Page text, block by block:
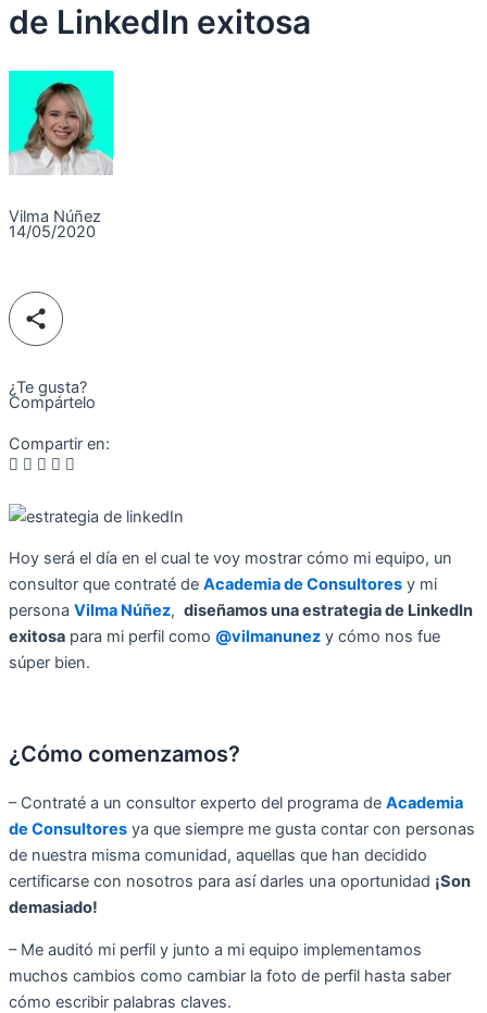
de LinkedIn exitosa
Vilma Núñez
14/05/2020
¿Te gusta?
Compártelo
Compartir en:
Hoy será el día en el cual te voy mostrar cómo mi equipo, un
consultor que contraté de Academia de Consultores y mi
persona Vilma Núñez, diseñamos una estrategia de LinkedIn
exitosa para mi perfil como @vilmanunez y cómo nos fue
súper bien.
¿Cómo comenzamos?
– Contraté a un consultor experto del programa de Academia
de Consultores ya que siempre me gusta contar con personas
de nuestra misma comunidad, aquellas que han decidido
certificarse con nosotros para así darles una oportunidad ¡Son
demasiado!
– Me auditó mi perfil y junto a mi equipo implementamos
muchos cambios como cambiar la foto de perfil hasta saber
cómo escribir palabras claves.